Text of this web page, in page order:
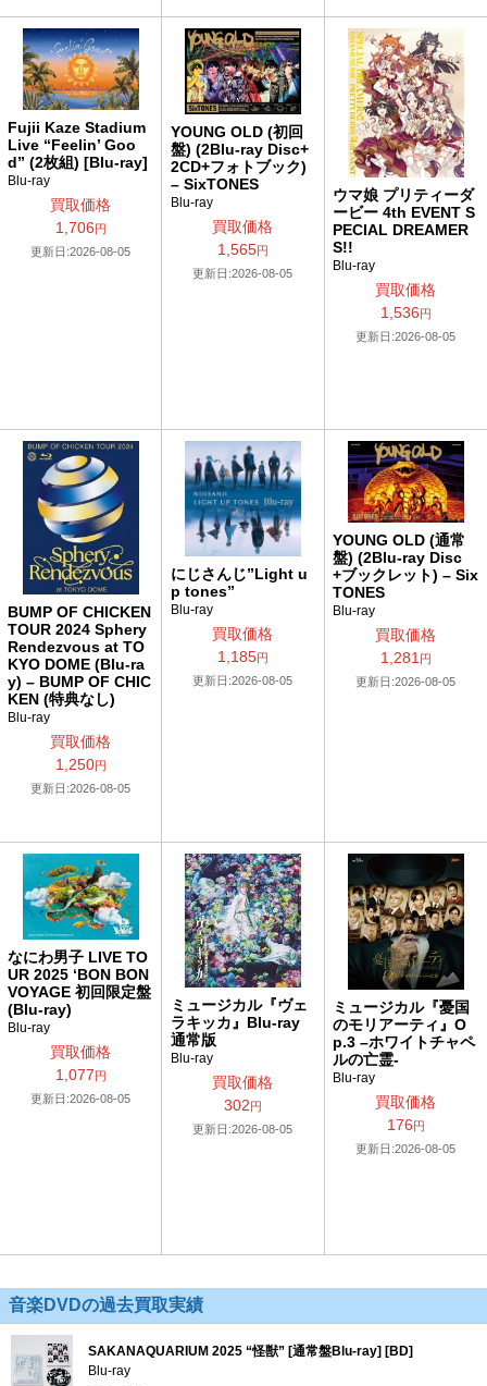
Fujii Kaze Stadium
Live “Feelin’ Goo
d” (2枚組) [Blu-ray]
Blu-ray
買取価格
1,706円
更新日:2026-08-05
YOUNG OLD (初回
盤) (2Blu-ray Disc+
2CD+フォトブック)
– SixTONES
Blu-ray
買取価格
1,565円
更新日:2026-08-05
ウマ娘 プリティーダ
ービー 4th EVENT S
PECIAL DREAMER
S!!
Blu-ray
買取価格
1,536円
更新日:2026-08-05
BUMP OF CHICKEN
TOUR 2024 Sphery
Rendezvous at TO
KYO DOME (Blu-ra
y) – BUMP OF CHIC
KEN (特典なし)
Blu-ray
買取価格
1,250円
更新日:2026-08-05
にじさんじ”Light u
p tones”
Blu-ray
買取価格
1,185円
更新日:2026-08-05
YOUNG OLD (通常
盤) (2Blu-ray Disc
+ブックレット) – Six
TONES
Blu-ray
買取価格
1,281 円
更新日:2026-08-05
なにわ男子 LIVE TO
UR 2025 ‘BON BON
VOYAGE 初回限定盤
(Blu-ray)
Blu-ray
買取価格
1,077円
更新日:2026-08-05
ミュージカル『ヴェ
ラキッカ』Blu-ray
通常版
Blu-ray
買取価格
302 円
更新日:2026-08-05
ミュージカル『憂国
のモリアーティ』O
p.3 –ホワイトチャペ
ルの亡霊-
Blu-ray
買取価格
176円
更新日:2026-08-05
音楽DVDの過去買取実績
SAKANAQUARIUM 2025 “怪獣” [通常盤Blu-ray] [BD]
Blu-ray